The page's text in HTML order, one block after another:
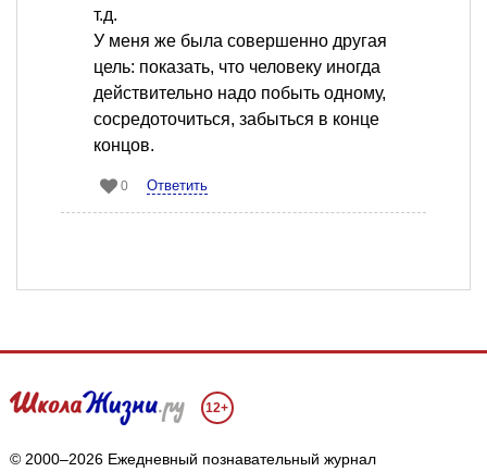
т.д.
У меня же была совершенно другая
цель: показать, что человеку иногда
действительно надо побыть одному,
сосредоточиться, забыться в конце
концов.
0 Ответить
12+
© 2000–2026 Ежедневный познавательный журнал